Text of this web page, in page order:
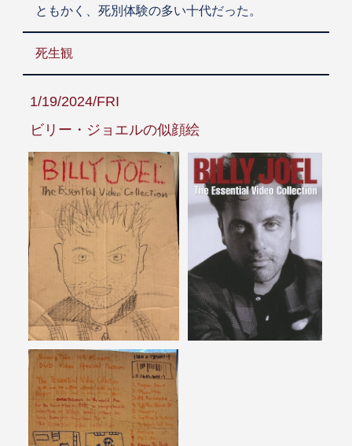
ともかく、死別体験の多い十代だった。
死生観
1/19/2024/FRI
ビリー・ジョエルの似顔絵